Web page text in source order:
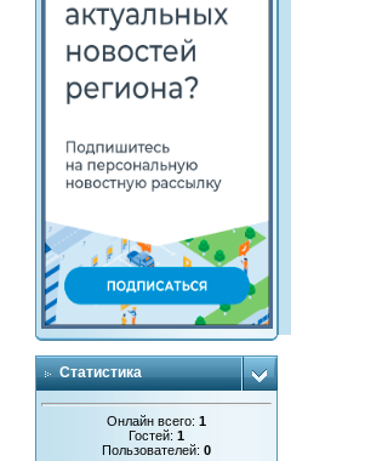
Статистика
Онлайн всего:1
Гостей:1
Пользователей:0